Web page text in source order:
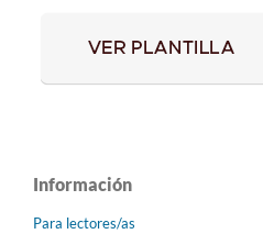
Información
Para lectores/as